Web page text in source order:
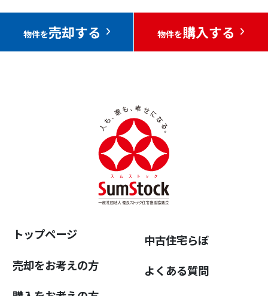
物件を売却する 物件を購入する
トップページ
売却をお考えの方
中古住宅らぼ
よくある質問